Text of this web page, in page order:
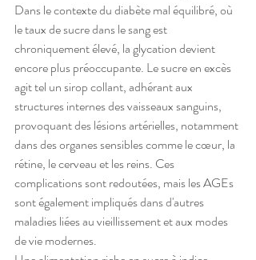
Dans le contexte du diabète mal équilibré, où
le taux de sucre dans le sang est
chroniquement élevé, la glycation devient
encore plus préoccupante. Le sucre en excès
agit tel un sirop collant, adhérant aux
structures internes des vaisseaux sanguins,
provoquant des lésions artérielles, notamment
dans des organes sensibles comme le cœur, la
rétine, le cerveau et les reins. Ces
complications sont redoutées, mais les AGEs
sont également impliqués dans d'autres
maladies liées au vieillissement et aux modes
de vie modernes.